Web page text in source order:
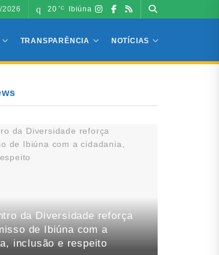
20 °C Ibiúna
TRANSPARÊNCIA NOTÍCIAS
da Diversidade reforça
de Ibiúna com a
inclusão e respeito